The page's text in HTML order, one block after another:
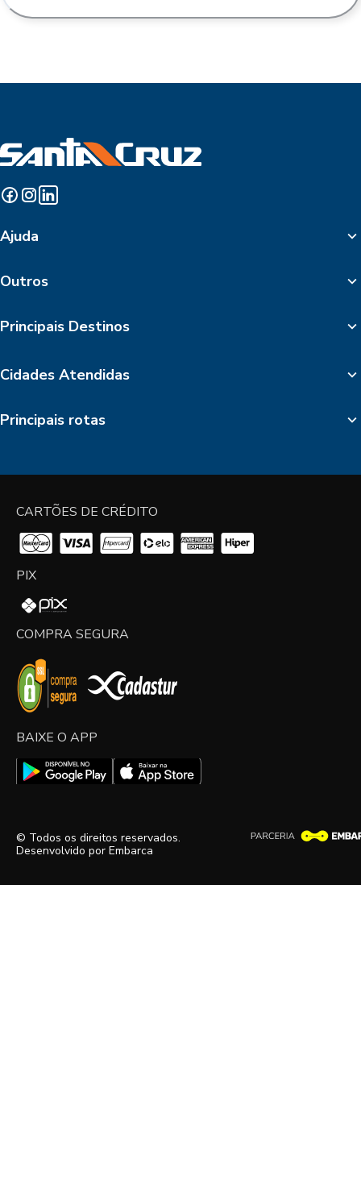
Ajuda
Outros
Principais Destinos
Cidades Atendidas
Principais rotas
CARTÕES DE CRÉDITO
PIX
COMPRA SEGURA
BAIXE O APP
© Todos os direitos reservados.
Desenvolvido por Embarca